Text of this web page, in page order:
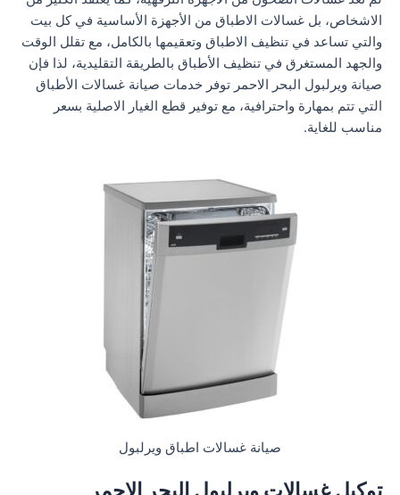
الاشخاص، بل غسالات الاطباق من الأجهزة الأساسية في كل بيت
والتي تساعد في تنظيف الاطباق وتعقيمها بالكامل، مع تقلل الوقت
والجهد المستغرق في تنظيف الأطباق بالطريقة التقليدية، لذا فإن
صيانة ويرلبول البحر الاحمر توفر خدمات صيانة غسالات الأطباق
التي تتم بمهارة واحترافية، مع توفير قطع الغيار الاصلية بسعر
مناسب للغاية.
صيانة غسالات اطباق ويرلبول